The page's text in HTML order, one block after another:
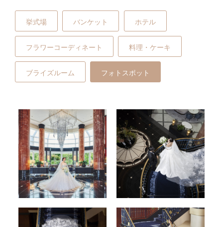
挙式場 バンケット ホテル
フラワーコーディネート 料理・ケーキ
ブライズルーム フォトスポット